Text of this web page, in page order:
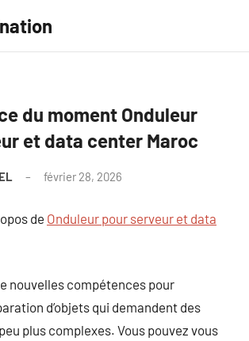
du moment Onduleur
et data center Maroc
février 28, 2026
de Onduleur pour serveur et data
nouvelles compétences pour
d’objets qui demandent des
plus complexes. Vous pouvez vous